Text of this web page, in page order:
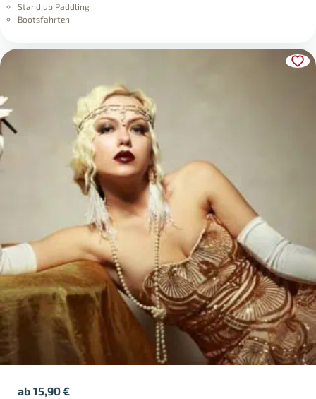
Stand up Paddling
Bootsfahrten
ab15,90€